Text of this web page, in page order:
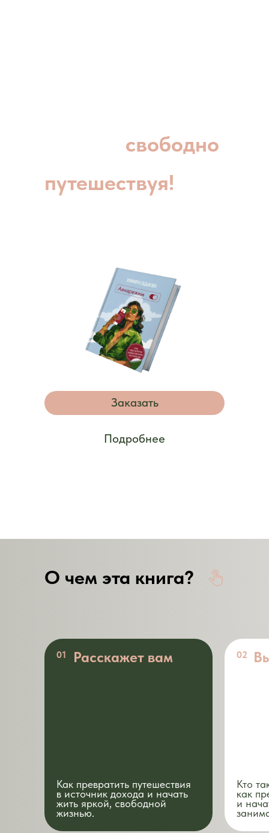
свободно
и зарабатывайте,
путешествуя!
Подробнее
Заказать
О чем эта книга?
01 02
Как превратить путешествия
в источник дохода и начать
жить яркой, свободной
жизнью.
Кто
как
и
Расскажет вам